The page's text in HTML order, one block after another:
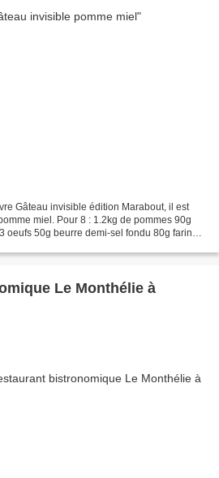
Gâteau invisible édition Marabout, il est
miel. Pour 8 : 1.2kg de pommes 90g
oeufs 50g beurre demi-sel fondu 80g farine
Le Monthélie à